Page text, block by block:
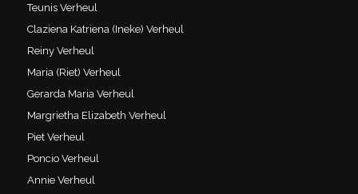
Teunis Verheul
Claziena Katriena (Ineke) Verheul
Reiny Verheul
Maria (Riet) Verheul
Gerarda Maria Verheul
Margrietha Elizabeth Verheul
Piet Verheul
Poncio Verheul
Annie Verheul